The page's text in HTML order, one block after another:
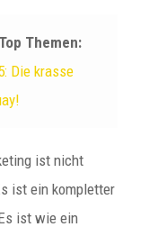
Themen:
Die krasse
ist nicht
ist ein kompletter
ist wie ein